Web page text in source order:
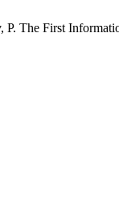
P. The First